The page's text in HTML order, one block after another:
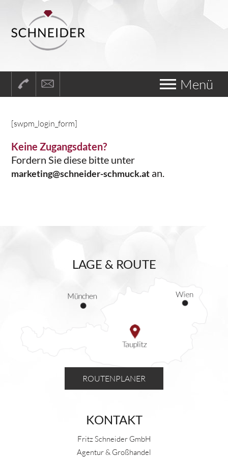
Menü
[swpm_login_form]
Keine Zugangsdaten?
Fordern Sie diese bitte unter
marketing@schneider-schmuck.at an.
LAGE & ROUTE
ROUTENPLANER
KONTAKT
Fritz Schneider GmbH
Agentur & Großhandel